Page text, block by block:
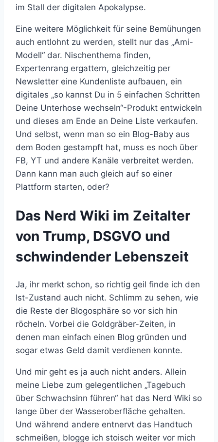
im Stall der digitalen Apokalypse.
Eine weitere Möglichkeit für seine Bemühungen
auch entlohnt zu werden, stellt nur das „Ami-
Modell“ dar. Nischenthema finden,
Expertenrang ergattern, gleichzeitig per
Newsletter eine Kundenliste aufbauen, ein
digitales „so kannst Du in 5 einfachen Schritten
Deine Unterhose wechseln“-Produkt entwickeln
und dieses am Ende an Deine Liste verkaufen.
Und selbst, wenn man so ein Blog-Baby aus
dem Boden gestampft hat, muss es noch über
FB, YT und andere Kanäle verbreitet werden.
Dann kann man auch gleich auf so einer
Plattform starten, oder?
Das Nerd Wiki im Zeitalter
von Trump, DSGVO und
schwindender Lebenszeit
Ja, ihr merkt schon, so richtig geil finde ich den
Ist-Zustand auch nicht. Schlimm zu sehen, wie
die Reste der Blogosphäre so vor sich hin
röcheln. Vorbei die Goldgräber-Zeiten, in
denen man einfach einen Blog gründen und
sogar etwas Geld damit verdienen konnte.
Und mir geht es ja auch nicht anders. Allein
meine Liebe zum gelegentlichen „Tagebuch
über Schwachsinn führen“ hat das Nerd Wiki so
lange über der Wasseroberfläche gehalten.
Und während andere entnervt das Handtuch
schmeißen, blogge ich stoisch weiter vor mich